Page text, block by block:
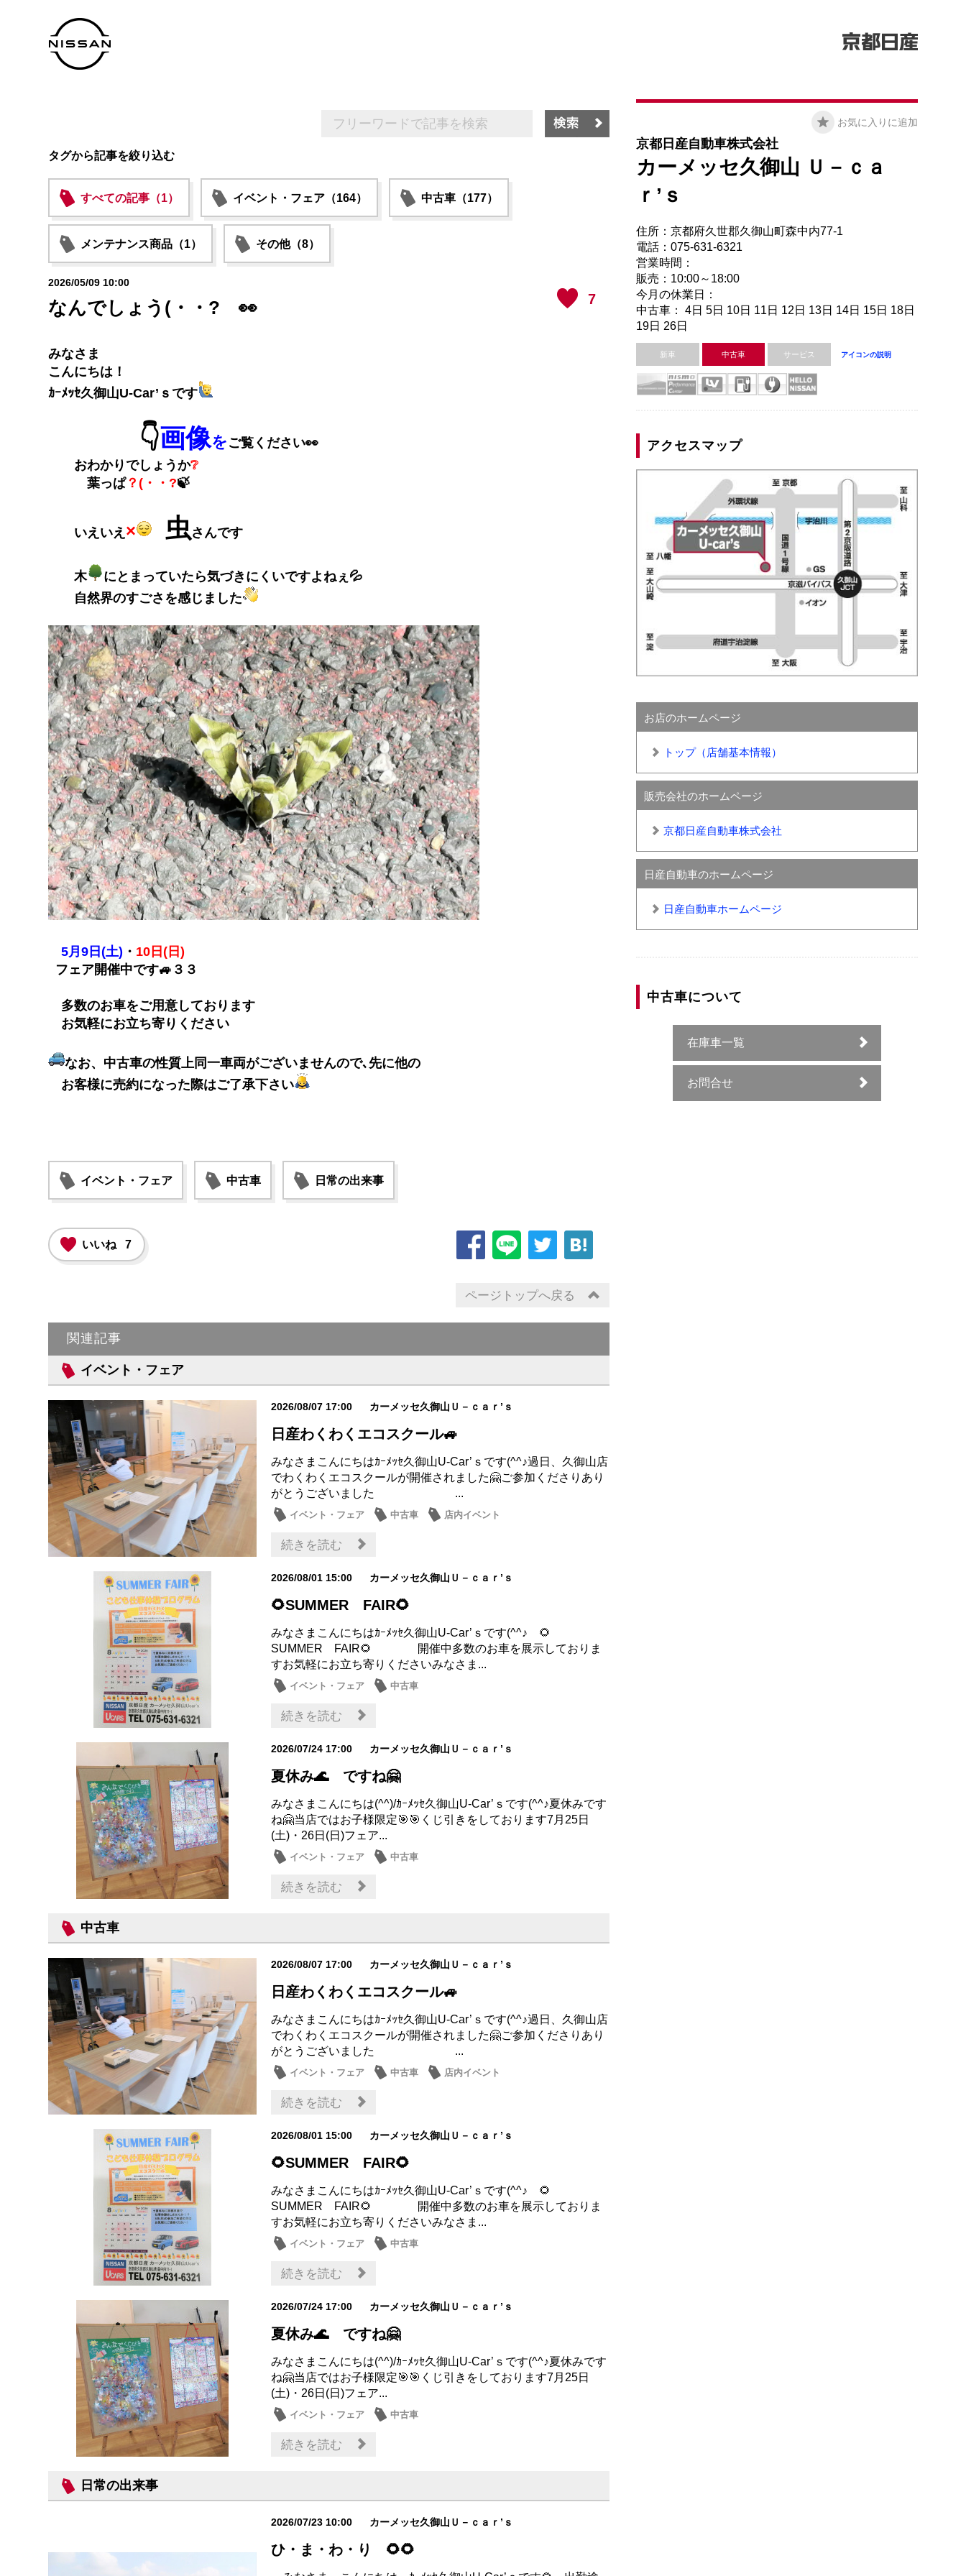
タグから記事を絞り込む
すべての記事（1） イベント・フェア（164） 中古車（177）
メンテナンス商品（1） その他（8）
7
2026/05/09 10:00
なんでしょう(・・? 👀
みなさま
こんにちは！
ｶｰﾒｯｾ久御山U-Car’ｓです
👇画像を ご覧ください👀
おわかりでしょうか❔
葉っぱ？(・・?🍃
いえいえ × 虫 さんです
木
にとまっていたら気づきにくいですよねぇ💦
自然界のすごさを感じました
5月9日(土) ・ 10日(日)
フェア開催中です🚙３３
多数のお車をご用意しております
お気軽にお立ち寄りください
なお、中古車の性質上同一車両がございませんので､先に他の
お客様に売約になった際はご了承下さい
イベント・フェア 中古車 日常の出来事
いいね 7
ページトップへ戻る
関連記事
イベント・フェア
2026/08/07 17:00 カーメッセ久御山Ｕ－ｃａｒ’ｓ
日産わくわくエコスクール🚙
みなさまこんにちはｶｰﾒｯｾ久御山U-Car’ｓです(^^♪過日、久御山店
でわくわくエコスクールが開催されました🤗ご参加くださりあり
がとうございました ...
イベント・フェア 中古車 店内イベント
続きを読む
2026/08/01 15:00 カーメッセ久御山Ｕ－ｃａｒ’ｓ
🌻SUMMER FAIR🌻
みなさまこんにちはｶｰﾒｯｾ久御山U-Car’ｓです(^^♪ 🌻
SUMMER FAIR🌻 開催中多数のお車を展示しておりま
すお気軽にお立ち寄りくださいみなさま...
イベント・フェア 中古車
続きを読む
2026/07/24 17:00 カーメッセ久御山Ｕ－ｃａｒ’ｓ
夏休み🌊 ですね🤗
みなさまこんにちは(^^)/ｶｰﾒｯｾ久御山U-Car’ｓです(^^♪夏休みです
ね🤗当店ではお子様限定🎯🎯くじ引きをしております7月25日
(土)・26日(日)フェア...
イベント・フェア 中古車
続きを読む
中古車
2026/08/07 17:00 カーメッセ久御山Ｕ－ｃａｒ’ｓ
日産わくわくエコスクール🚙
みなさまこんにちはｶｰﾒｯｾ久御山U-Car’ｓです(^^♪過日、久御山店
でわくわくエコスクールが開催されました🤗ご参加くださりあり
がとうございました ...
イベント・フェア 中古車 店内イベント
続きを読む
2026/08/01 15:00 カーメッセ久御山Ｕ－ｃａｒ’ｓ
🌻SUMMER FAIR🌻
みなさまこんにちはｶｰﾒｯｾ久御山U-Car’ｓです(^^♪ 🌻
SUMMER FAIR🌻 開催中多数のお車を展示しておりま
すお気軽にお立ち寄りくださいみなさま...
イベント・フェア 中古車
続きを読む
2026/07/24 17:00 カーメッセ久御山Ｕ－ｃａｒ’ｓ
夏休み🌊 ですね🤗
みなさまこんにちは(^^)/ｶｰﾒｯｾ久御山U-Car’ｓです(^^♪夏休みです
ね🤗当店ではお子様限定🎯🎯くじ引きをしております7月25日
(土)・26日(日)フェア...
イベント・フェア 中古車
続きを読む
日常の出来事
2026/07/23 10:00 カーメッセ久御山Ｕ－ｃａｒ’ｓ
ひ・ま・わ・り 🌻🌻
お気に入りに追加
京都日産自動車株式会社
カーメッセ久御山 Ｕ－ｃａ
ｒ’ｓ
住所：京都府久世郡久御山町森中内77-1
電話：075-631-6321
営業時間：
販売：10:00～18:00
今月の休業日：
中古車： 4日 5日 10日 11日 12日 13日 14日 15日 18日
19日 26日
新車 中古車 サービス アイコンの説明
アクセスマップ
お店のホームページ
トップ（店舗基本情報）
販売会社のホームページ
京都日産自動車株式会社
日産自動車のホームページ
日産自動車ホームページ
中古車について
在庫車一覧
お問合せ